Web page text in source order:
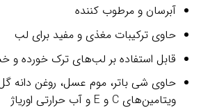
آبرسان و مرطوب کننده
حاوی ترکیبات مغذی و مفید برای لب
قابل استفاده بر لب‌های ترک خورده
حاوی شی باتر، موم عسل، روغن دانه گل
ویتامین‌های C و E و آب حرارتی اوریاژ